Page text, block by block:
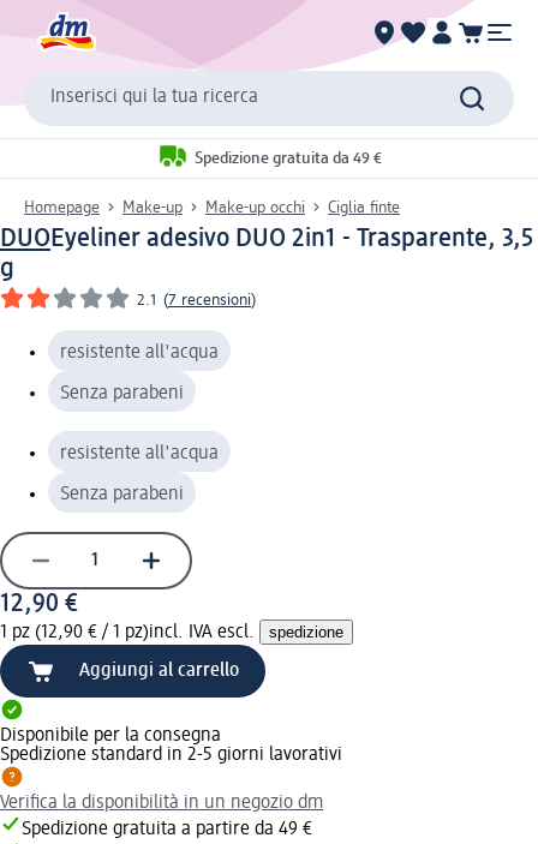
Inserisci qui la tua ricerca
Spedizione gratuita da 49 €
Homepage Make-up Make-up occhi Ciglia finte
DUOEyeliner adesivo DUO 2in1 - Trasparente, 3,5
g
2.1 (7 recensioni)
resistente all'acqua
Senza parabeni
resistente all'acqua
Senza parabeni
12,90 €
1 pz (12,90 € / 1 pz)incl. IVA escl. spedizione
Aggiungi al carrello
Disponibile per la consegna
Spedizione standard in 2-5 giorni lavorativi
Verifica la disponibilità in un negozio dm
Spedizione gratuita a partire da 49 €